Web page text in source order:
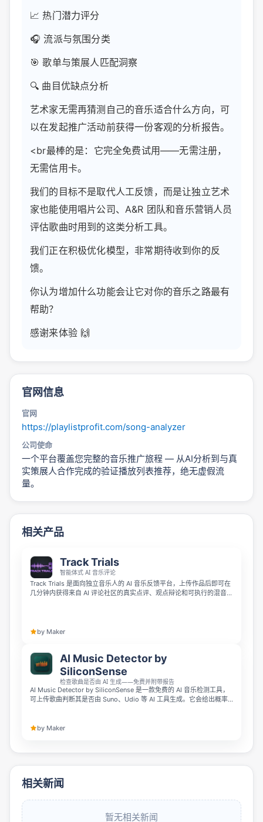
📈 热门潜力评分
🎧 流派与氛围分类
🎯 歌单与策展人匹配洞察
🔍 曲目优缺点分析
艺术家无需再猜测自己的音乐适合什么方向，可
以在发起推广活动前获得一份客观的分析报告。
<br最棒的是：它完全免费试用——无需注册，
无需信用卡。
我们的目标不是取代人工反馈，而是让独立艺术
家也能使用唱片公司、A&R 团队和音乐营销人员
评估歌曲时用到的这类分析工具。
我们正在积极优化模型，非常期待收到你的反
馈。
你认为增加什么功能会让它对你的音乐之路最有
帮助？
感谢来体验 🙌
官网信息
官网
https://playlistprofit.com/song-analyzer
公司使命
一个平台覆盖您完整的音乐推广旅程 — 从AI分析到与真
实策展人合作完成的验证播放列表推荐，绝无虚假流
量。
相关产品
Track Trials
智能体式 AI 音乐评论
Track Trials 是面向独立音乐人的 AI 音乐反馈平台，上传作品后即可在
几分钟内获得来自 AI 评论社区的真实点评、观点辩论和可执行的混音建
by Maker
AI Music Detector by
SiliconSense
检查歌曲是否由 AI 生成——免费并附带报告
AI Music Detector by SiliconSense 是一款免费的 AI 音乐检测工具，
可上传歌曲判断其是否由 Suno、Udio 等 AI 工具生成。它会给出概率
by Maker
相关新闻
暂无相关新闻